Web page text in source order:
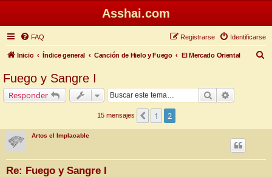
Asshai.com
FAQ Identificarse
Registrarse
Inicio Índice general Canción de Hielo y Fuego El Mercado Oriental
Fuego y Sangre I
Responder Buscar
15 mensajes Anterior
1 2
Artos el Implacable
Re: Fuego y Sangre I